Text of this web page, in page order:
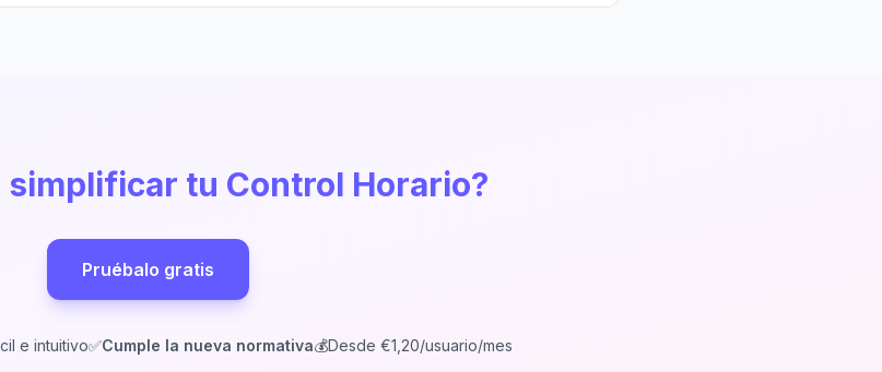
simplificar tu Control Horario?
Pruébalo gratis
e intuitivo✅Cumple la nueva normativa💰Desde €1,20/usuario/mes